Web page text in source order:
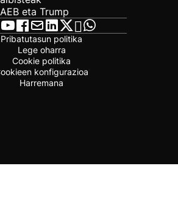
AEB eta Trump
Pribatutasun politika
Lege oharra
Cookie politika
konfigurazioa
Harremana